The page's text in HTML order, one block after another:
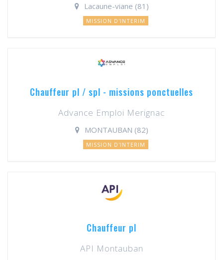
Lacaune-viane (81)
MISSION D'INTERIM
Chauffeur pl / spl - missions ponctuelles
Advance Emploi Merignac
MONTAUBAN (82)
MISSION D'INTERIM
Chauffeur pl
API Montauban